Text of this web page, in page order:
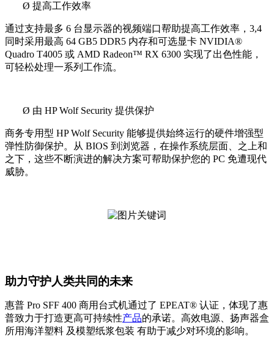
Ø 提高工作效率
通过支持最多 6 台显示器的视频端口帮助提高工作效率，3,4
同时采用最高 64 GB5 DDR5 内存和可选显卡 NVIDIA®
Quadro T4005 或 AMD Radeon™ RX 6300 实现了出色性能，
可轻松处理一系列工作流。
Ø 由 HP Wolf Security 提供保护
商务专用型 HP Wolf Security 能够提供始终运行的硬件增强型
弹性防御保护。从 BIOS 到浏览器，在操作系统层面、之上和
之下，这些不断演进的解决方案可帮助保护您的 PC 免遭现代
威胁。
助力守护人类共同的未来
惠普 Pro SFF 400 商用台式机通过了 EPEAT® 认证，体现了惠
普致力于打造更高可持续性产品的承诺。高效电源、扬声器盒
所用海洋塑料 及模塑纸浆包装 有助于减少对环境的影响。